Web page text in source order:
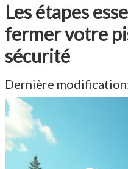
Les étapes
fermer votre
sécurité
Dernière